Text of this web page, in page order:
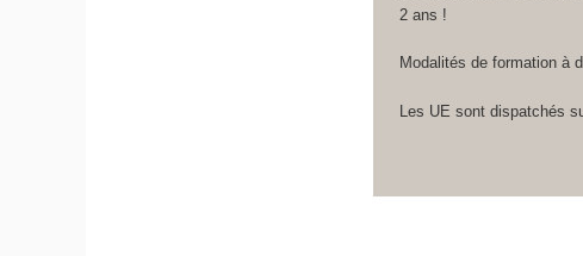
2 ans !
Modalités de formation à
Les UE sont dispatchés